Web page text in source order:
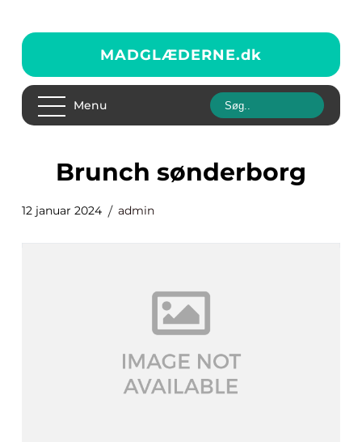
MADGLÆDERNE.dk
Menu
brunch sønderborg
12 januar 2024 admin